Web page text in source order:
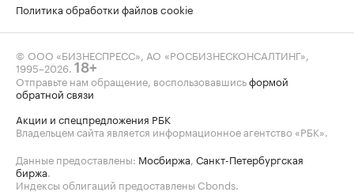
Политика обработки файлов cookie
© ООО «БИЗНЕСПРЕСС», АО «РОСБИЗНЕСКОНСАЛТИНГ»,
1995–2026. 18+
Отправьте нам обращение, воспользовавшисьформой
обратной связи
Акции и спецпредложения РБК
Владельцем сайта является информационное агентство «РБК».
Данные предоставлены: Мосбиржа, Санкт-Петербургская
биржа.
Индексы облигаций предоставлены Cbonds.